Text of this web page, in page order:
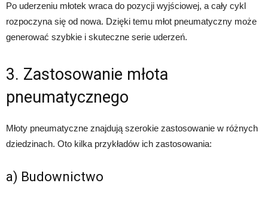
Po uderzeniu młotek wraca do pozycji wyjściowej, a cały cykl
rozpoczyna się od nowa. Dzięki temu młot pneumatyczny może
generować szybkie i skuteczne serie uderzeń.
3. Zastosowanie młota
pneumatycznego
Młoty pneumatyczne znajdują szerokie zastosowanie w różnych
dziedzinach. Oto kilka przykładów ich zastosowania:
a) Budownictwo